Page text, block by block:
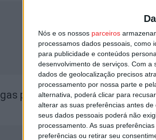
Nós e os nossos parceiros
processamos dados pessoais, como
para publicidade e conteúdos
desenvolvimento de serviços. Com a
dados de geolocalização precisos
processamento por nossa parte e
alternativa, poderá clicar para
alterar as suas preferências antes de
seus dados pessoais poderá não
processamento. As suas
preferências ou retirar seu
profissionais com novas